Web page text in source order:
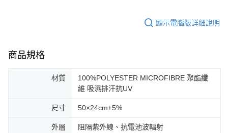
顯示電腦版詳細說明
商品規格
材質
100%POLYESTER MICROFIBRE 聚酯纖
維 吸濕排汗抗UV
尺寸 50×24cm±5%
外層 阻隔紫外線、抗電池波輻射